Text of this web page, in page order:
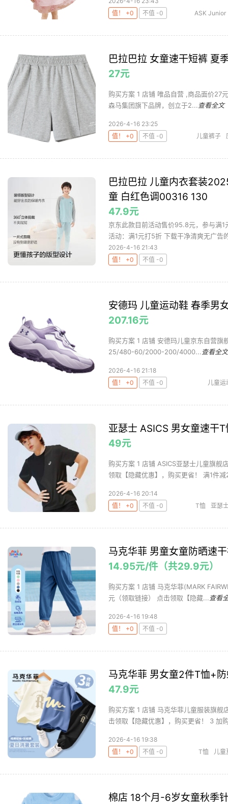
值！ +0
不值 -0 ASK Junior
巴拉巴拉 女童速干短裤 夏
27元
购买方案 1 店铺 唯品自营 ,商品面价27
森马集团旗下品牌，创立于2... 查看全文
2026-4-16 23:25
值！ +0
不值 -0 儿童裤子
巴拉巴拉 儿童内衣套装
童 白红色调00316 130
47.9元
京东此款目前活动售价95.8元，参与满
活动：满1元打5折 下载干净清爽无广告
2026-4-16 21:43
值！ +0
不值 -0
安德玛 儿童运动鞋 春季男
207.16元
购买方案 1 店铺 安德玛儿童京东自营
25/480-60/2000-200/4000... 查看全文
2026-4-16 21:18
值！ +0
不值 -0 儿童运
亚瑟士 ASICS 男女童速干T
49元
购买方案 1 店铺 ASICS亚瑟士儿童旗
领取【隐藏优惠】，购买更省！ 满1件
2026-4-16 20:14
值！ +0
不值 -0 T恤 亚瑟
马克华菲 男童女童防晒速
14.95元/件（共29.9元）
购买方案 1 店铺 马克华菲(MARK
元（领取链接） 点击领取【隐藏... 查看
2026-4-16 19:48
值！ +0
不值 -0
马克华菲 男女童2件T恤+
47.9元
购买方案 1 店铺 马克华菲儿童服装旗
击领取【隐藏优惠】，购买更省！ 3 加
2026-4-16 19:38
值！ +0
不值 -0 T恤 儿童
棉店 18个月-6岁女童秋季